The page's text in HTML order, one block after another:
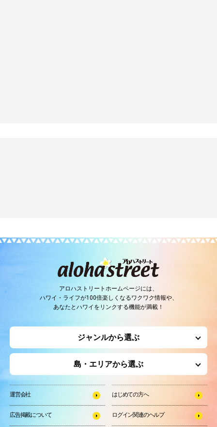
アロハストリートホームページには、
ハワイ・ライフが100倍楽しくなるワクワク情報や、
あなたとハワイをリンクする機能が満載！
ジャンルから選ぶ
島・エリアから選ぶ
運営会社 はじめての方へ
広告掲載について ログイン関連のヘルプ